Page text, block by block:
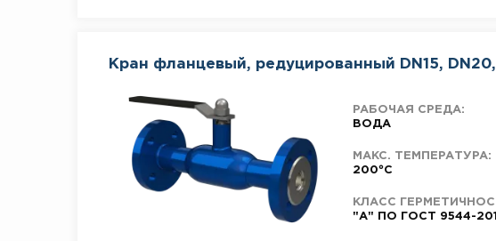
Кран фланцевый, редуцированный DN15,
РАБОЧАЯ СРЕДА:
ВОДА
МАКС. ТЕМПЕРАТУРА:
200°C
КЛАСС
"А" ПО ГОСТ 9544-